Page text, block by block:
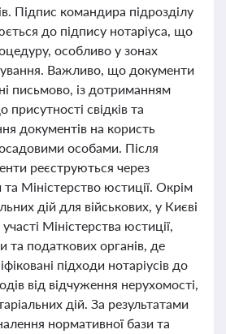
Підпис командира підрозділу
до підпису нотаріуса, що
особливо у зонах
Важливо, що документи
письмово, із дотриманням
свідків та
документів на користь
особами. Після
реєструються через
та Міністерство юстиції. Окрім
дій для військових, у Києві
Міністерства юстиції,
та податкових органів, де
підходи нотаріусів до
від відчуження нерухомості,
дій. За результатами
нормативної бази та